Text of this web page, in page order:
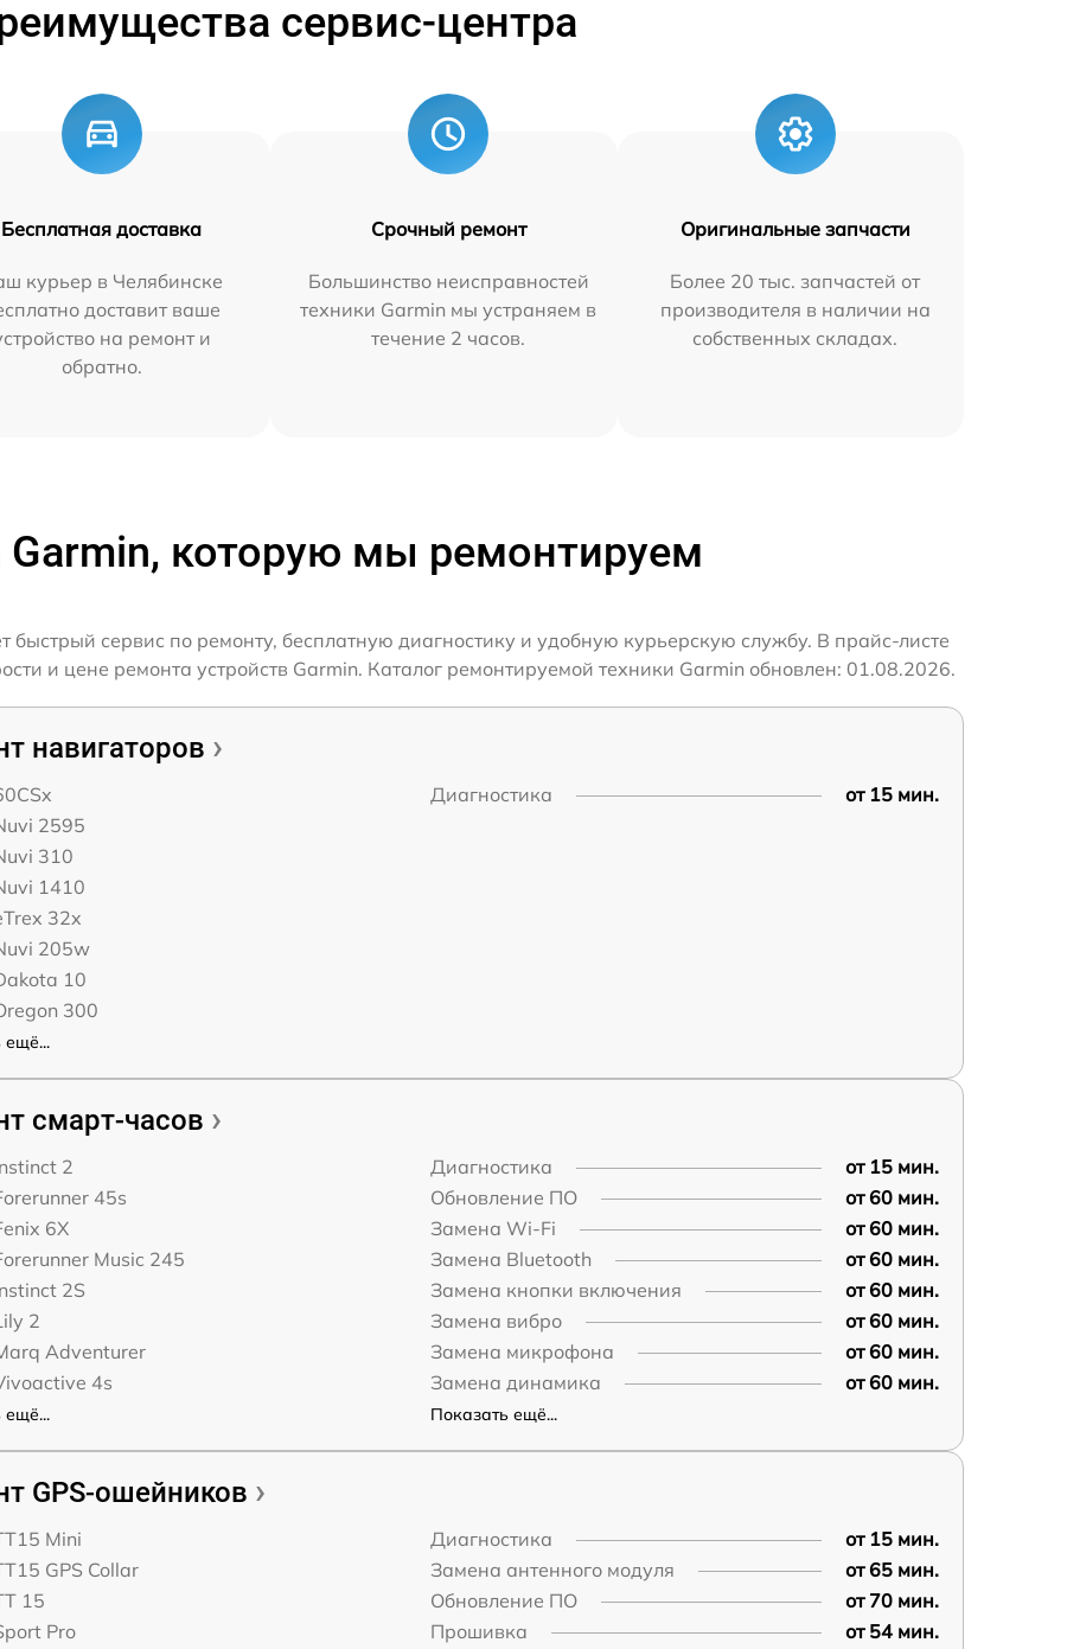
сервис-центра
Бесплатная доставка
курьер в Челябинске
доставит ваше
на ремонт и
обратно.
Срочный ремонт
Большинство неисправностей
техники Garmin мы устраняем в
течение 2 часов.
Оригинальные запчасти
Более 20 тыс. запчастей от
производителя в наличии на
собственных складах.
Garmin, которую мы ремонтируем
сервис по ремонту, бесплатную диагностику и удобную курьерскую службу. В прайс-листе
и цене ремонта устройств Garmin. Каталог ремонтируемой техники Garmin обновлен: 01.08.2026.
навигаторов
2595
310
1410
32x
205w
10
300
ещё...
Диагностика от 15 мин.
смарт-часов
2
45s
6X
Music 245
2S
2
Adventurer
4s
ещё...
Диагностика
от 15 мин.
Обновление ПО
от 60 мин.
Замена Wi-Fi
от 60 мин.
Замена Bluetooth
от 60 мин.
Замена кнопки включения
от 60 мин.
Замена вибро
от 60 мин.
Замена микрофона
от 60 мин.
Замена динамика
от 60 мин.
Показать ещё...
GPS-ошейников
Mini
GPS Collar
15
Pro
Диагностика
от 15 мин.
Замена антенного модуля
от 65 мин.
Обновление ПО
от 70 мин.
Прошивка
от 54 мин.